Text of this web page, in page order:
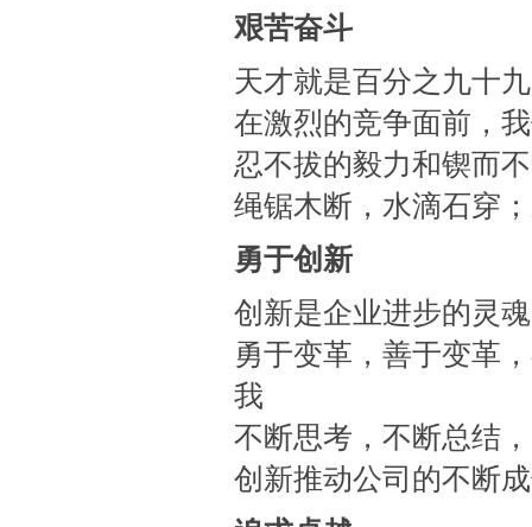
艰苦奋斗
天才就是百分之九十
在激烈的竞争面前，
忍不拔的毅力和锲而
绳锯木断，水滴石穿
勇于创新
创新是企业进步的灵
勇于变革，善于变革
我
不断思考，不断总结
创新推动公司的不断